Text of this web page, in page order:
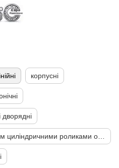
корпусні
дворядні